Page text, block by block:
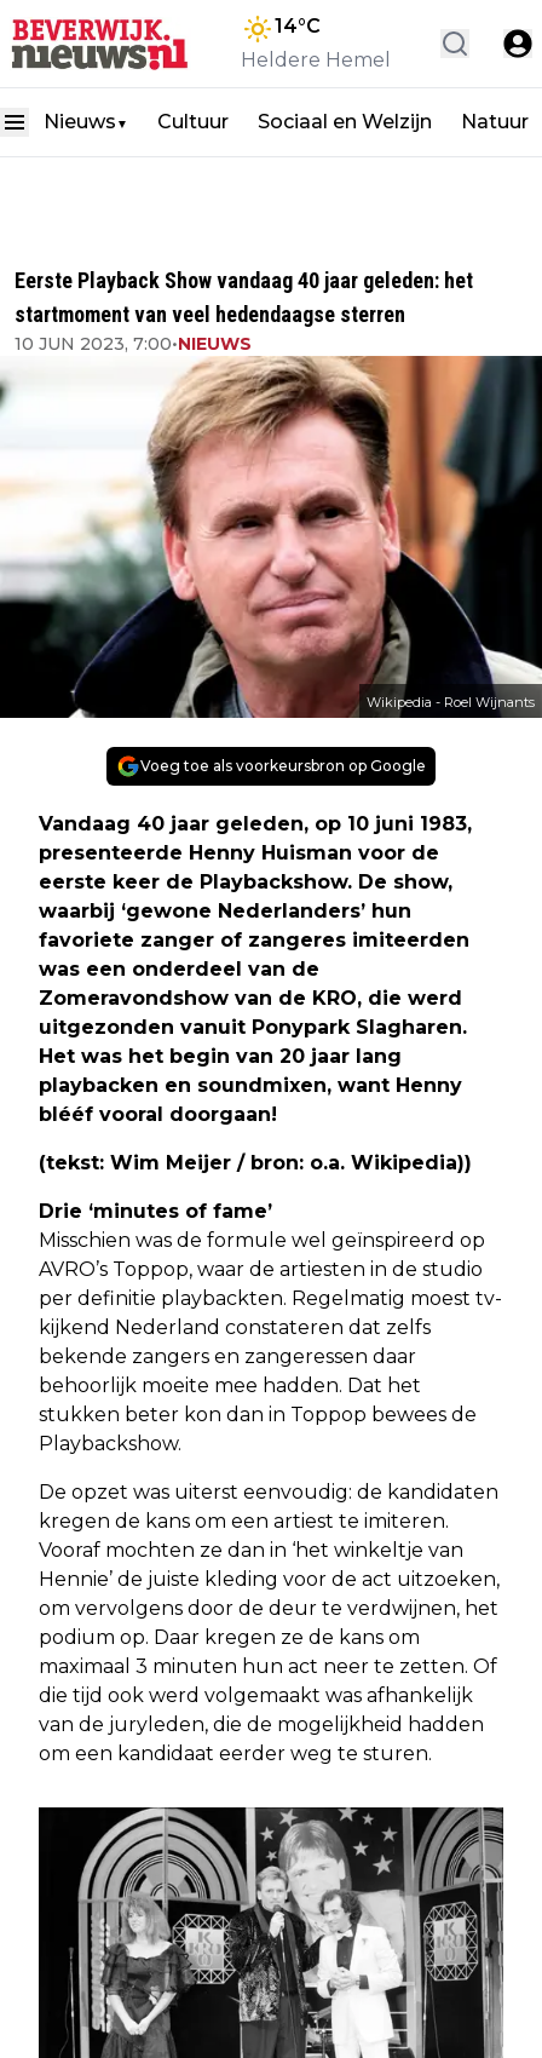
14°C
Heldere Hemel
Nieuws ▼ Cultuur Sociaal en Welzijn Natuur
Eerste Playback Show vandaag 40 jaar geleden: het
startmoment van veel hedendaagse sterren
10 JUN 2023, 7:00•NIEUWS
Wikipedia - Roel Wijnants
Voeg toe als voorkeursbron op Google
Vandaag 40 jaar geleden, op 10 juni 1983,
presenteerde Henny Huisman voor de
eerste keer de Playbackshow. De show,
waarbij ‘gewone Nederlanders’ hun
favoriete zanger of zangeres imiteerden
was een onderdeel van de
Zomeravondshow van de KRO, die werd
uitgezonden vanuit Ponypark Slagharen.
Het was het begin van 20 jaar lang
playbacken en soundmixen, want Henny
blééf vooral doorgaan!
(tekst: Wim Meijer / bron: o.a. Wikipedia))
Drie ‘minutes of fame’
Misschien was de formule wel geïnspireerd op
AVRO’s Toppop, waar de artiesten in de studio
per definitie playbackten. Regelmatig moest tv-
kijkend Nederland constateren dat zelfs
bekende zangers en zangeressen daar
behoorlijk moeite mee hadden. Dat het
stukken beter kon dan in Toppop bewees de
Playbackshow.
De opzet was uiterst eenvoudig: de kandidaten
kregen de kans om een artiest te imiteren.
Vooraf mochten ze dan in ‘het winkeltje van
Hennie’ de juiste kleding voor de act uitzoeken,
om vervolgens door de deur te verdwijnen, het
podium op. Daar kregen ze de kans om
maximaal 3 minuten hun act neer te zetten. Of
die tijd ook werd volgemaakt was afhankelijk
van de juryleden, die de mogelijkheid hadden
om een kandidaat eerder weg te sturen.